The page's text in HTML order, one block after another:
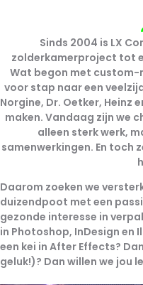
Sinds 2004 is LX
zolderkamerproject tot
Wat begon met
voor stap naar een
Norgine, Dr. Oetker, Heinz
maken. Vandaag zijn we
alleen sterk werk,
samenwerkingen. En toch
Daarom zoeken we
duizendpoot met een
gezonde interesse in
in Photoshop, InDesign
een kei in After Effects?
geluk!)? Dan willen we jou